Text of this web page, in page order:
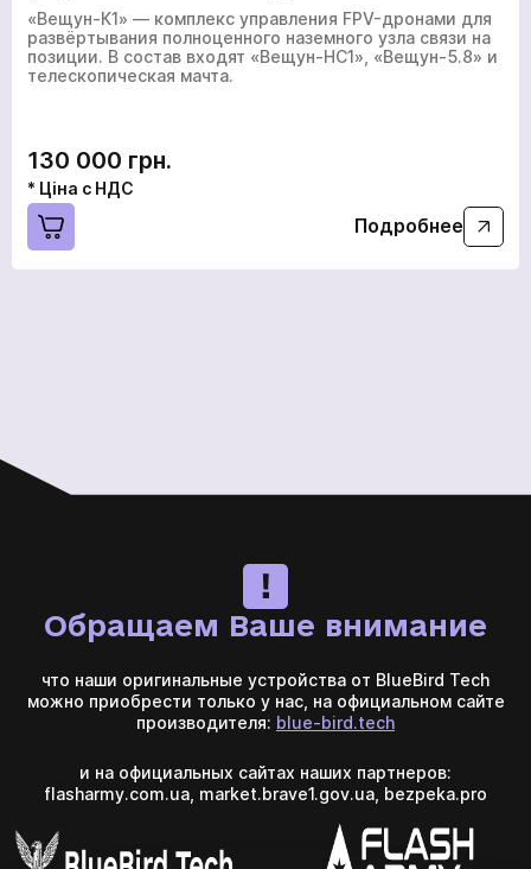
«Вещун-К1» — комплекс управления FPV-дронами для
развёртывания полноценного наземного узла связи на
позиции. В состав входят «Вещун-НС1», «Вещун-5.8» и
телескопическая мачта.
130 000 грн.
* Ціна с НДС
Подробнее
Обращаем Ваше внимание
что наши оригинальные устройства от BlueBird Tech
можно приобрести только у нас, на официальном сайте
производителя: blue-bird.tech
и на официальных сайтах наших партнеров:
flasharmy.com.ua, market.brave1.gov.ua, bezpeka.pro